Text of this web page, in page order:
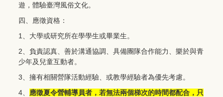
遊，體驗臺灣風俗文化。
四、應徵資格：
1、大學或研究所在學學生或畢業生。
2、負責認真、善於溝通協調、具備團隊合作能力、樂於與青
少年及兒童互動者。
3、擁有相關營隊活動經驗、或教學經驗者為優先考慮。
4、 應徵夏令營輔導員者，若無法兩個梯次的時間都配合，只